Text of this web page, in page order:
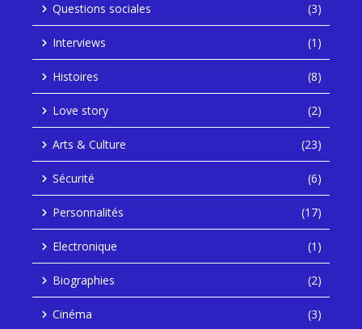
Questions sociales (3)
Interviews (1)
Histoires (8)
Love story (2)
Arts & Culture (23)
Sécurité (6)
Personnalités (17)
Electronique (1)
Biographies (2)
Cinéma (3)